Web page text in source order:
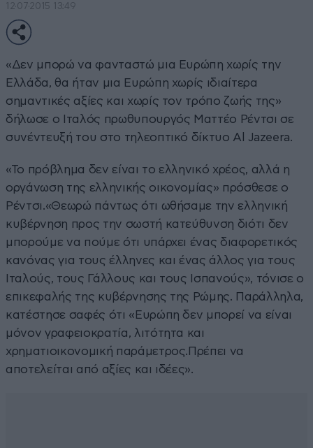
12·07·2015 13:49
«Δεν μπορώ να φανταστώ μια Ευρώπη χωρίς την
Ελλάδα, θα ήταν μια Ευρώπη χωρίς ιδιαίτερα
σημαντικές αξίες και χωρίς τον τρόπο ζωής της»
δήλωσε ο Ιταλός πρωθυπουργός Ματτέο Ρέντσι σε
συνέντευξή του στο τηλεοπτικό δίκτυο Al Jazeera.
«Το πρόβλημα δεν είναι το ελληνικό χρέος, αλλά η
οργάνωση της ελληνικής οικονομίας» πρόσθεσε ο
Ρέντσι.«Θεωρώ πάντως ότι ωθήσαμε την ελληνική
κυβέρνηση προς την σωστή κατεύθυνση διότι δεν
μπορούμε να πούμε ότι υπάρχει ένας διαφορετικός
κανόνας για τους έλληνες και ένας άλλος για τους
Ιταλούς, τους Γάλλους και τους Ισπανούς», τόνισε ο
επικεφαλής της κυβέρνησης της Ρώμης. Παράλληλα,
κατέστησε σαφές ότι «Ευρώπη δεν μπορεί να είναι
μόνον γραφειοκρατία, λιτότητα και
χρηματιοικονομική παράμετρος.Πρέπει να
αποτελείται από αξίες και ιδέες».